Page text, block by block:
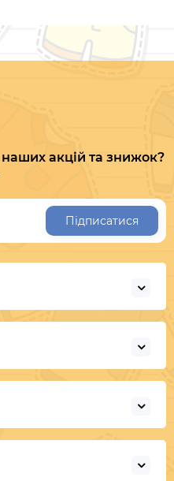
наших акцій та знижок?
Підписатися